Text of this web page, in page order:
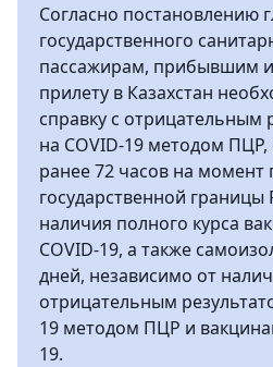
Согласно постановлению
государственного
пассажирам, прибывшим
прилету в Казахстан
справку с отрицательным
на COVID-19 методом
ранее 72 часов на момент
государственной
наличия полного курса
COVID-19, а также
дней, независимо от
отрицательным
19 методом ПЦР и
19.